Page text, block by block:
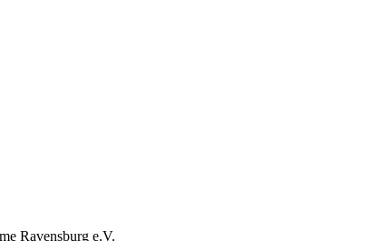
Ravensburg e.V.